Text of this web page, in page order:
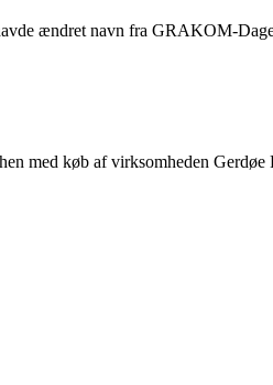
ændret navn fra GRAKOM-
med køb af virksomheden